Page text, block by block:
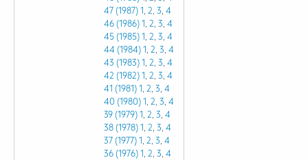
47 (1987)1, 2, 3, 4
46 (1986)1, 2, 3, 4
45 (1985)1, 2, 3, 4
44 (1984)1, 2, 3, 4
43 (1983)1, 2, 3, 4
42 (1982)1, 2, 3, 4
41 (1981)1, 2, 3, 4
40 (1980)1, 2, 3, 4
39 (1979)1, 2, 3, 4
38 (1978)1, 2, 3, 4
37 (1977)1, 2, 3, 4
36 (1976)1, 2, 3, 4